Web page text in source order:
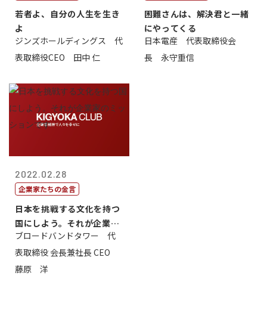
若者よ、自分の人生を生き
よ
ジンズホールディングス 代
表取締役CEO 田中 仁
困難さんは、解決君と一緒
にやってくる
日本電産 代表取締役会
長 永守重信
2022.02.28
企業家たちの金言
日本を挑戦する文化を持つ
国にしよう。それが企業家
のミッション...
ブロードバンドタワー 代
表取締役 会長兼社長 CEO
藤原 洋